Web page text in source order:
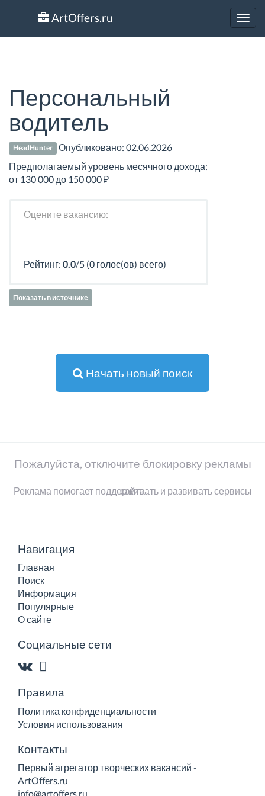
ArtOffers.ru
Персональный
водитель
HeadHunter Опубликовано:02.06.2026
Предполагаемый уровень месячного дохода:
от 130 000 до 150 000 ₽
Оцените вакансию:
Рейтинг: 0.0/5 (0 голос(ов) всего)
Показать в источнике
Начать новый поиск
Пожалуйста, отключите блокировку рекламы
Реклама помогает поддерживать и развивать сервисы сайта
Навигация
Главная
Поиск
Информация
Популярные
О сайте
Социальные сети
Правила
Политика конфиденциальности
Условия использования
Контакты
Первый агрегатор творческих вакансий -
ArtOffers.ru
info@artoffers.ru